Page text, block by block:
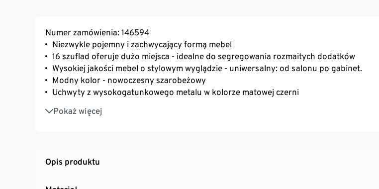
Numer zamówienia: 146594
Niezwykle pojemny i zachwycający formą mebel
16 szuflad oferuje dużo miejsca - idealne do segregowania rozmaitych dodatków
Wysokiej jakości mebel o stylowym wyglądzie - uniwersalny: od salonu po gabinet.
Modny kolor - nowoczesny szarobeżowy
Uchwyty z wysokogatunkowego metalu w kolorze matowej czerni
Pokaż więcej
Klasyczna forma
MADE IN GERMANY
Opis produktu